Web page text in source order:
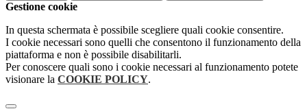
Gestione cookie
In questa schermata è possibile scegliere quali cookie consentire.
I cookie necessari sono quelli che consentono il funzionamento della
piattaforma e non è possibile disabilitarli.
Per conoscere quali sono i cookie necessari al funzionamento potete
visionare la COOKIE POLICY.